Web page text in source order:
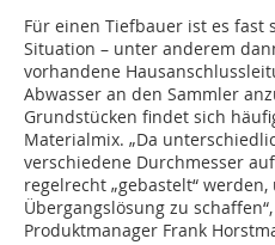
Für einen Tiefbauer ist es fast
Situation – unter anderem
vorhandene
Abwasser an den Sammler
Grundstücken findet sich
Materialmix. „Da
verschiedene Durchmesser
regelrecht „gebastelt“
Übergangslösung zu
Produktmanager Frank